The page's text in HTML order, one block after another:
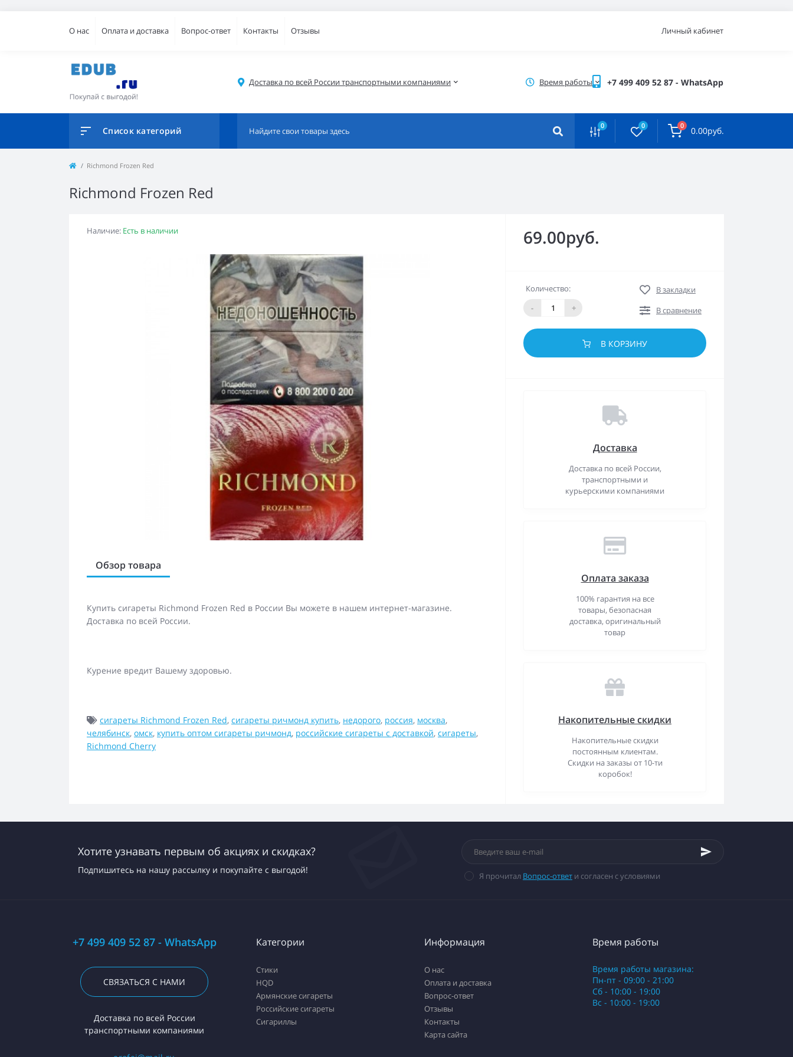
О нас Оплата и доставка Вопрос-ответ Контакты Отзывы Личный кабинет
Доставка по всей России транспортными компаниями Время работы +7 499 409 52 87 - WhatsApp
Список категорий 0 0 0 0.00руб.
Richmond Frozen Red
Richmond Frozen Red
Наличие: Есть в наличии
Обзор товара
Купить сигареты Richmond Frozen Red в России Вы можете в нашем интернет-магазине.
Доставка по всей России.
Курение вредит Вашему здоровью.
сигареты Richmond Frozen Red, сигареты ричмонд купить, недорого, россия, москва,
челябинск, омск, купить оптом сигареты ричмонд, российские сигареты с доставкой, сигареты,
Richmond Cherry
69.00руб.
Количество:
-
+
В закладки
В сравнение
В КОРЗИНУ
Доставка
Доставка по всей России,
транспортными и
курьерскими компаниями
Оплата заказа
100% гарантия на все
товары, безопасная
доставка, оригинальный
товар
Накопительные скидки
Накопительные скидки
постоянным клиентам.
Скидки на заказы от 10-ти
коробок!
Хотите узнавать первым об акциях и скидках?
Подпишитесь на нашу рассылку и покупайте с выгодой!
Я прочитал Вопрос-ответ и согласен с условиями
+7 499 409 52 87 - WhatsApp
СВЯЗАТЬСЯ С НАМИ
Доставка по всей России
транспортными компаниями
Категории
Стики
HQD
Армянские сигареты
Российские сигареты
Сигариллы
Информация
О нас
Оплата и доставка
Вопрос-ответ
Отзывы
Контакты
Карта сайта
Время работы
Время работы магазина:
Пн-пт - 09:00 - 21:00
Сб - 10:00 - 19:00
Вс - 10:00 - 19:00